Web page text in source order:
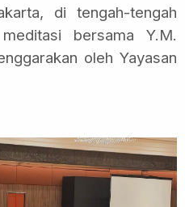
di tengah-tengah
bersama Y.M.
oleh Yayasan